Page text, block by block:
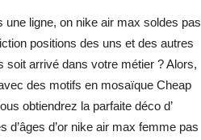
une ligne, on nike air max soldes pas
positions des uns et des autres
soit arrivé dans votre métier ? Alors,
des motifs en mosaïque Cheap
obtiendrez la parfaite déco d’
d’or nike air max femme pas